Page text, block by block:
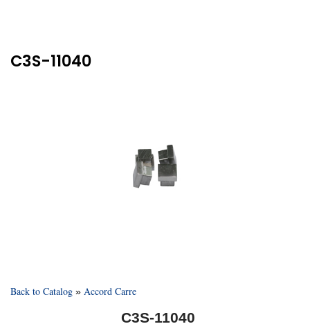
C3S-11040
Back to Catalog Accord Carre
C3S-11040